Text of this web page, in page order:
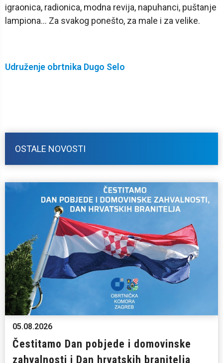
igraonica, radionica, modna revija, napuhanci, puštanje
lampiona... Za svakog ponešto, za male i za velike.
Udruženje obrtnika Dugo Selo
OSTALE NOVOSTI
05.08.2026
Čestitamo Dan pobjede i domovinske
zahvalnosti i Dan hrvatskih branitelja